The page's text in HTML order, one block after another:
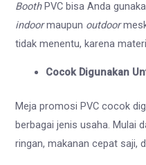
BoothPVC bisa Anda
indoormaupun outdoor
tidak menentu, karena
Cocok Digunakan
Meja promosi PVC cocok
berbagai jenis usaha. Mulai
ringan, makanan cepat saji,